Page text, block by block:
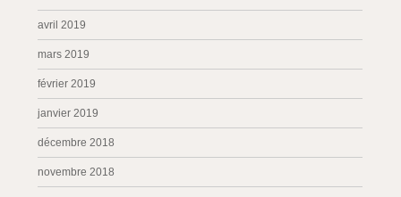
avril 2019
mars 2019
février 2019
janvier 2019
décembre 2018
novembre 2018